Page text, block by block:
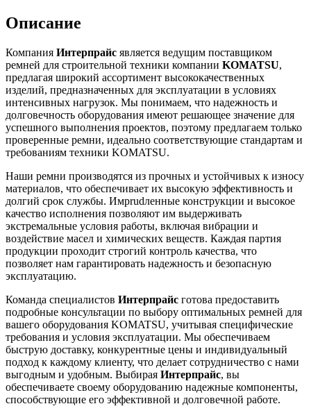
Описание
Компания Интерпрайс является ведущим поставщиком
ремней для строительной техники компании KOMATSU,
предлагая широкий ассортимент высококачественных
изделий, предназначенных для эксплуатации в условиях
интенсивных нагрузок. Мы понимаем, что надежность и
долговечность оборудования имеют решающее значение для
успешного выполнения проектов, поэтому предлагаем только
проверенные ремни, идеально соответствующие стандартам и
требованиям техники KOMATSU.
Наши ремни производятся из прочных и устойчивых к износу
материалов, что обеспечивает их высокую эффективность и
долгий срок службы. Имprudленные конструкции и высокое
качество исполнения позволяют им выдерживать
экстремальные условия работы, включая вибрации и
воздействие масел и химических веществ. Каждая партия
продукции проходит строгий контроль качества, что
позволяет нам гарантировать надежность и безопасную
эксплуатацию.
Команда специалистов Интерпрайс готова предоставить
подробные консультации по выбору оптимальных ремней для
вашего оборудования KOMATSU, учитывая специфические
требования и условия эксплуатации. Мы обеспечиваем
быструю доставку, конкурентные цены и индивидуальный
подход к каждому клиенту, что делает сотрудничество с нами
выгодным и удобным. Выбирая Интерпрайс, вы
обеспечиваете своему оборудованию надежные компоненты,
способствующие его эффективной и долговечной работе.